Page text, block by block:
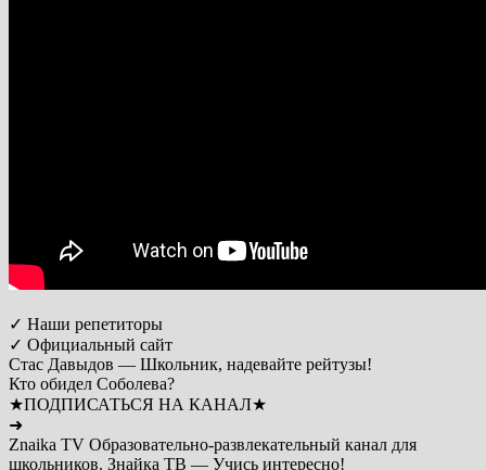
✓ Наши репетиторы
✓ Официальный сайт
Стас Давыдов — Школьник, надевайте рейтузы!
Кто обидел Соболева?
★ПОДПИСАТЬСЯ НА КАНАЛ★
➜
Znaika TV Образовательно-развлекательный канал для
школьников. Знайка ТВ — Учись интересно!